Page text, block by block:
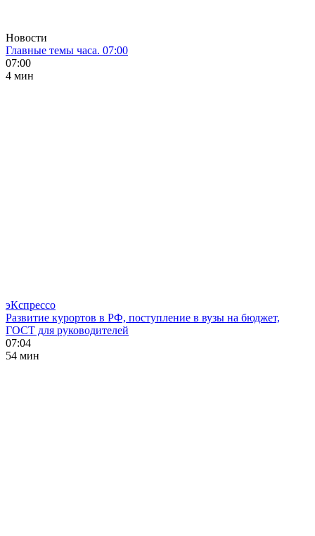
Новости
Главные темы часа. 07:00
07:00
4 мин
эКспрессо
Развитие курортов в РФ, поступление в вузы на бюджет,
ГОСТ для руководителей
07:04
54 мин